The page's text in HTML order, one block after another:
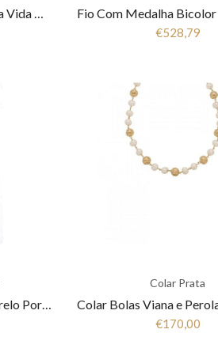
Fio Com Medalha Arvore da Vida Ouro 19.25Kt COL2996
€528,79
Cruz com Cristo Ouro Amarelo Português 19.25Kt CZ2902
Colar Prata
€170,00